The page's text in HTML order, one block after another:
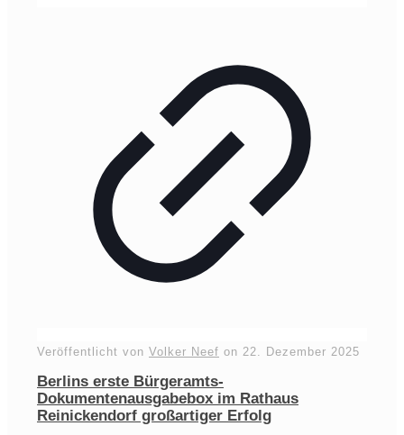
Veröffentlicht von Volker Neef on 22. Dezember 2025
Berlins erste Bürgeramts-
Dokumentenausgabebox im Rathaus
Reinickendorf großartiger Erfolg